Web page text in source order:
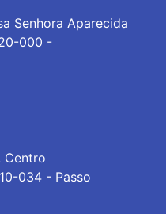
Senhora Aparecida
000 -
Centro
034 - Passo